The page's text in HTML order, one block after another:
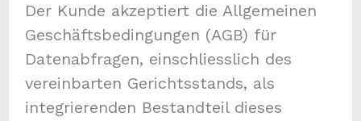
Der Kunde akzeptiert die Allgemeinen
Geschäftsbedingungen (AGB) für
Datenabfragen, einschliesslich des
vereinbarten Gerichtsstands, als
integrierenden Bestandteil dieses